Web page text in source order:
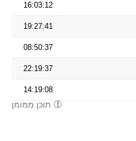
16:03:12
19:27:41
08:50:37
22:19:37
14:19:08
תוכן ממומן